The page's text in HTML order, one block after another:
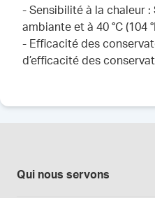
- Sensibilité à la chaleur
ambiante et à 40 °C (104
- Efficacité des
d’efficacité des
Qui nous servons